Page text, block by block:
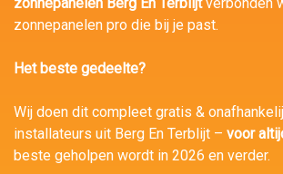
zonnepanelen pro die bij je past.
Het beste gedeelte?
Wij doen dit compleet gratis &
installateurs uit Berg En Terblijt – voor
beste geholpen wordt in 2026 en verder.